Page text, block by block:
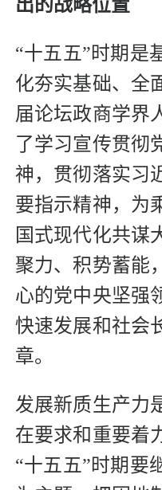
出的战略位置
“十五五”时期是
化夯实基础、全
届论坛政商学界
了学习宣传贯彻
神，贯彻落实习
要指示精神，为
国式现代化共谋
聚力、积势蓄能
心的党中央坚强
快速发展和社会
章。
发展新质生产力
在要求和重要着
“十五五”时期要